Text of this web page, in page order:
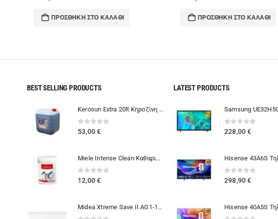
ΠΡΟΣΘΉΚΗ ΣΤΟ ΚΑΛΆΘΙ ΠΡΟΣΘΉΚΗ ΣΤΟ ΚΑΛΆΘΙ
BEST SELLING PRODUCTS
Kerosun Extra 20lt Κηροζίνη Θέρμανσης σε Δοχείο μιας Χρήσης
0out of 5
53,00€
Miele Intense Clean Καθαριστικό Πλυντηρίου Ρούχων και Πιάτων
0out of 5
12,00€
Midea Xtreme Save II AG1-12NXD6-I Κλιματιστικό 12000 BTU A+++/A+++ με Ιονιστή
LATEST PRODUCTS
0out of 5
228,00€
0out of 5
298,90€